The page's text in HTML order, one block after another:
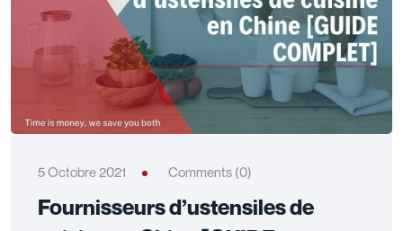
5 Octobre 2021 Comments (0)
Fournisseurs d’ustensiles de